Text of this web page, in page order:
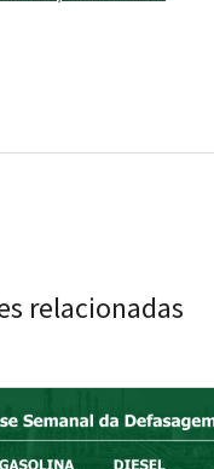
relacionadas